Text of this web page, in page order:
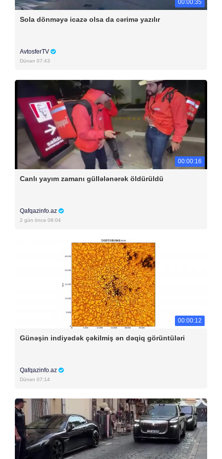
00:00:35
Sola dönməyə icazə olsa da cərimə yazılır
AvtosferTV
Dünən 07:43
00:00:16
Canlı yayım zamanı güllələnərək öldürüldü
Qafqazinfo.az
2 gün öncə 08:04
00:00:12
Günəşin indiyədək çəkilmiş ən dəqiq görüntüləri
Qafqazinfo.az
Dünən 07:14